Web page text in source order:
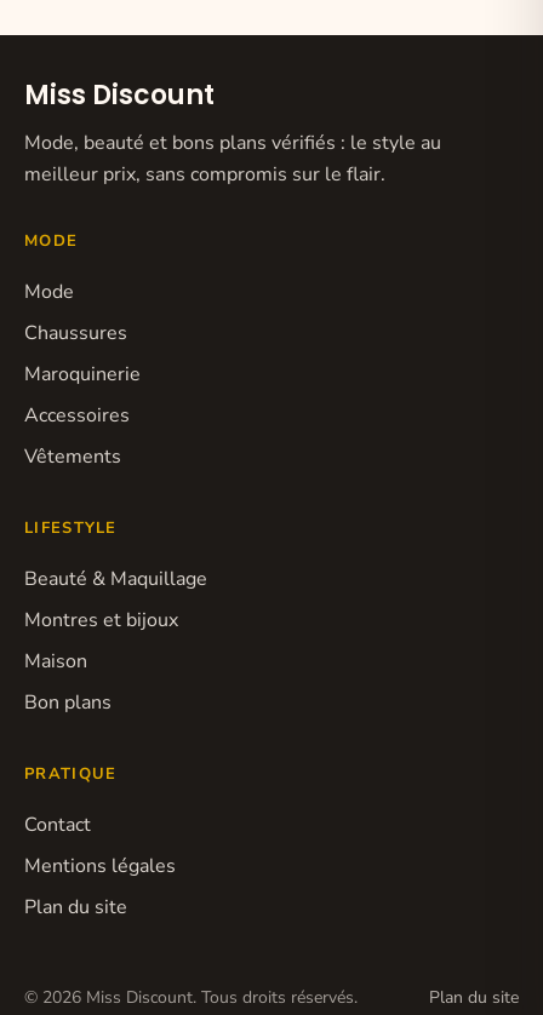
Miss Discount
Mode, beauté et bons plans vérifiés : le style au
meilleur prix, sans compromis sur le flair.
MODE
Mode
Chaussures
Maroquinerie
Accessoires
Vêtements
LIFESTYLE
Beauté & Maquillage
Montres et bijoux
Maison
Bon plans
PRATIQUE
Contact
Mentions légales
Plan du site
© 2026 Miss Discount. Tous droits réservés. Plan du site